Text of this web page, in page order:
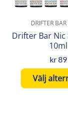
DRIFTER
Drifter Bar Nic
10ml
kr89
Välj
kan